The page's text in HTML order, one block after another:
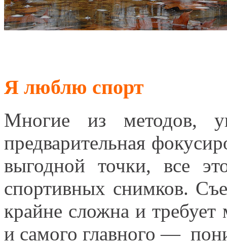
Я люблю спорт
Многие из методов,
предварительная
выгодной точки, все
спортивных снимков.
крайне сложна и
и самого главного —